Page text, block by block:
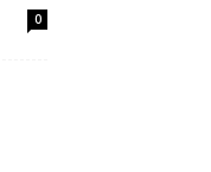
0